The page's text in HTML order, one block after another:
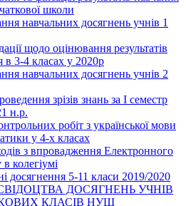
школи
навчальних досягнень учнів 1
щодо оцінювання результатів
в 3-4 класах у 2020р
навчальних досягнень учнів 2
зрізів знань за І семестр
н.р.
робіт з української мови
у 4-х класах
з впровадження Електронного
колегіумі
досягнення 5-11 класи 2019/2020
ДОСЯГНЕНЬ УЧНІВ
КЛАСІВ НУШ